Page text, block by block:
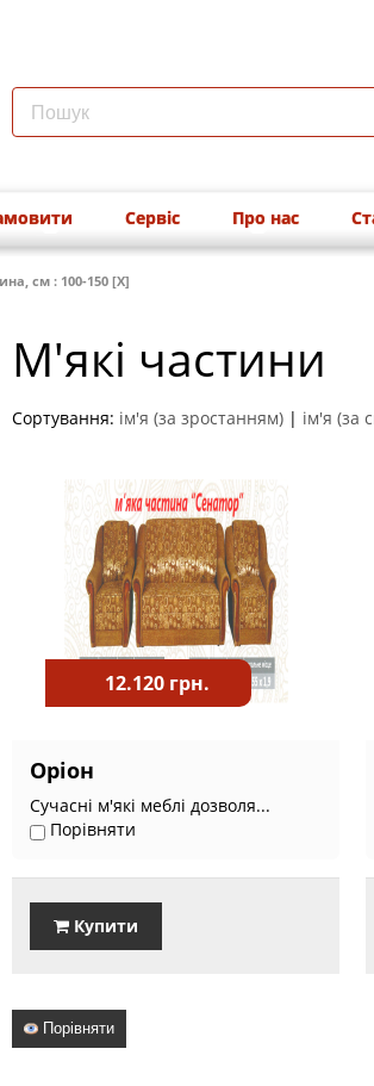
Сервіс Про нас
см : 100-150 [X]
М'які частини
Сортування: ім'я (за зростанням) | ім'я (за
12.120 грн.
Оріон
Сучасні м'які меблі дозволя...
Порівняти
Купити
Порівняти